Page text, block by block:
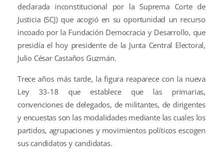
declarada inconstitucional por la Suprema Corte de
Justicia (SCJ) que acogió en su oportunidad un recurso
incoado por la Fundación Democracia y Desarrollo, que
presidía el hoy presidente de la Junta Central Electoral,
Julio César Castaños Guzmán.
Trece años más tarde, la figura reaparece con la nueva
Ley 33-18 que establece que las primarias,
convenciones de delegados, de militantes, de dirigentes
y encuestas son las modalidades mediante las cuales los
partidos, agrupaciones y movimientos políticos escogen
sus candidatos y candidatas.